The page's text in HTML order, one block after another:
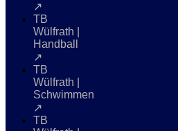
↗
TB
Wülfrath |
Handball
↗
TB
Wülfrath |
Schwimmen
↗
TB